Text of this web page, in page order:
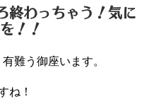
終わっちゃう！気に
！！
難う御座います。
ね！